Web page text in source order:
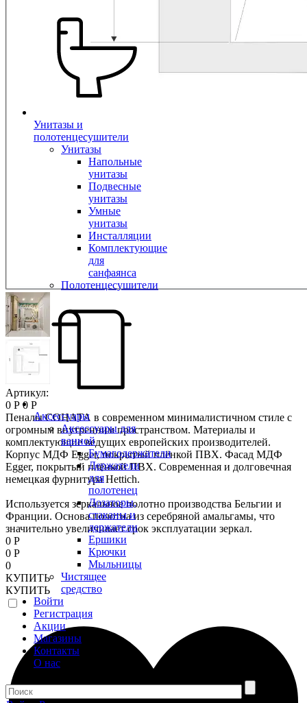
Унитазы и
полотенцесушители
Унитазы
Напольные
унитазы
Подвесные
унитазы
Умные
унитазы
Инсталляции
Комплектующие
для
санфаянса
Полотенцесушители
Аксессуары
Аксессуары для
ванной
Бумагодержатели
Держатели
для
полотенец
Дозаторы,
стаканы и
держатели
Ершики
Крючки
Мыльницы
Чистящее
средство
Войти
Регистрация
Акции
Магазины
Контакты
О нас
Артикул:
0 Р 0 Р
Пеналы СОНАТА в современном минималистичном стиле с
огромным внутренним пространством. Материалы и
комплектующие ведущих европейских производителей.
Корпус МДФ Egger, покрытый плёнкой ПВХ. Фасад МДФ
Egger, покрытый плёнкой ПВХ. Современная и долговечная
немецкая фурнитура Hettich.
Используется зеркальное полотно производства Бельгии и
Франции. Основа полотна из серебряной амальгамы, что
значительно увеличивает срок эксплуатации зеркал.
0 Р
0 Р
0
КУПИТЬ
КУПИТЬ